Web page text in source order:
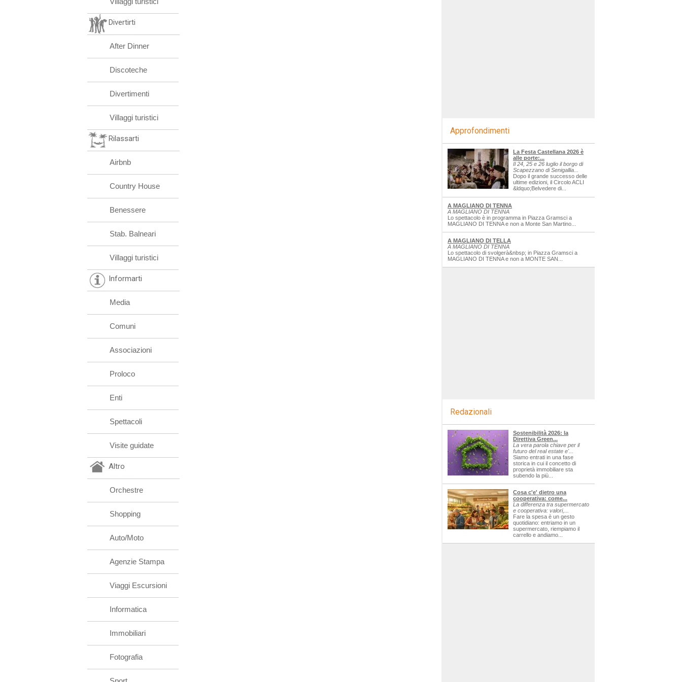
Divertirti
After Dinner
Discoteche
Divertimenti
Villaggi turistici
Rilassarti
Airbnb
Country House
Benessere
Stab. Balneari
Villaggi turistici
Informarti
Media
Comuni
Associazioni
Proloco
Enti
Spettacoli
Visite guidate
Altro
Orchestre
Shopping
Auto/Moto
Agenzie Stampa
Viaggi Escursioni
Informatica
Immobiliari
Fotografia
Approfondimenti
La Festa Castellana 2026 è
alle porte:...
Il 24, 25 e 26 luglio il borgo di
Scapezzano di Senigallia...
Dopo il grande successo delle
ultime edizioni, il Circolo ACLI
&ldquo;Belvedere di...
A MAGLIANO DI TENNA
A MAGLIANO DI TENNA
Lo spettacolo è in programma in Piazza Gramsci a
MAGLIANO DI TENNA e non a Monte San Martino...
A MAGLIANO DI TELLA
A MAGLIANO DI TENNA
Lo spettacolo di svolgerà&nbsp; in Piazza Gramsci a
MAGLIANO DI TENNA e non a MONTE SAN...
Redazionali
Sostenibilità 2026: la
Direttiva Green...
La vera parola chiave per il
futuro del real estate e'...
Siamo entrati in una fase
storica in cui il concetto di
proprietà immobiliare sta
subendo la più...
Cosa c'e' dietro una
cooperativa: come...
La differenza tra supermercato
e cooperativa: valori,...
Fare la spesa è un gesto
quotidiano: entriamo in un
supermercato, riempiamo il
carrello e andiamo...